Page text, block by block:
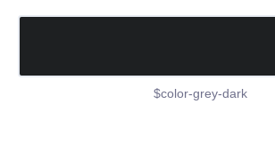
$color-grey-dark